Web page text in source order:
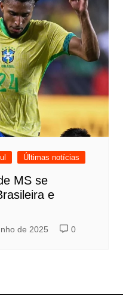
Últimas notícias
MS se
e
de 2025 0